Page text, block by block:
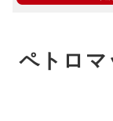
ペトロマ